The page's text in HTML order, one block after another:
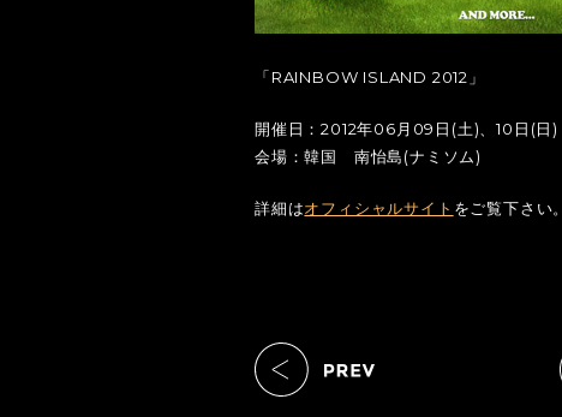
「RAINBOW ISLAND 2012」
開催日：2012年06月09日(土)、10日(日)
会場：韓国 南怡島(ナミソム)
詳細はオフィシャルサイト をご覧下さい。